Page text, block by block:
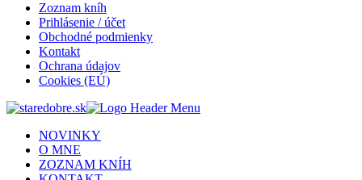
Zoznam kníh
Prihlásenie / účet
Obchodné podmienky
Kontakt
Ochrana údajov
Cookies (EÚ)
NOVINKY
O MNE
ZOZNAM KNÍH